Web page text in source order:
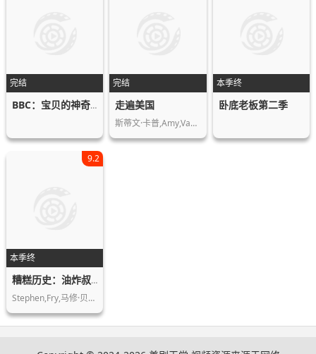
完结
BBC：宝贝的神奇世界
完结
走遍美国
斯蒂文·卡普,Amy,Van,Nostrand,…
本季终
卧底老板第二季
本季终
9.2
糟糕历史：油炸叔精选版
Stephen,Fry,马修·贝恩顿,Simon…